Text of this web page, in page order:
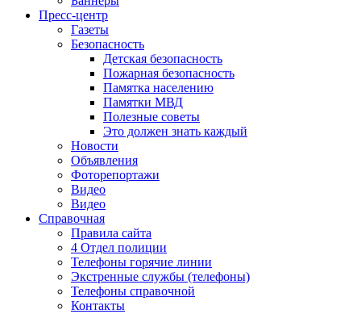
Пресс-центр
Газеты
Безопасность
Детская безопасность
Пожарная безопасность
Памятка населению
Памятки МВД
Полезные советы
Это должен знать каждый
Новости
Объявления
Фоторепортажи
Видео
Видео
Справочная
Правила сайта
4 Отдел полиции
Телефоны горячие линии
Экстренные службы (телефоны)
Телефоны справочной
Контакты